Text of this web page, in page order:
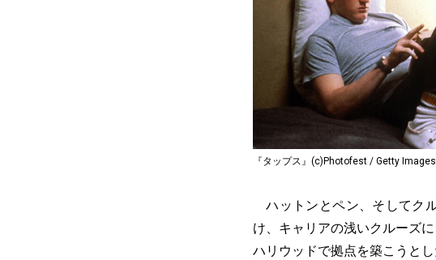
『タップス』(c)Photofest / Getty Images
ハットンとペン、そしてク
け、キャリアの浅いクルーズ
ハリウッドで拠点を築こうと